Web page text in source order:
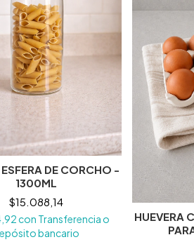
DE CORCHO -
1300ML
$15.088,14
con Transferencia o
bancario
HUEVERA